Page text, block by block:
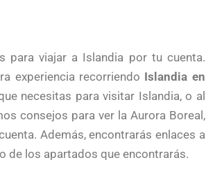
para viajar a Islandia por tu cuenta.
experiencia recorriendo Islandia en
necesitas para visitar Islandia, o al
consejos para ver la Aurora Boreal,
Además, encontrarás enlaces a
de los apartados que encontrarás.